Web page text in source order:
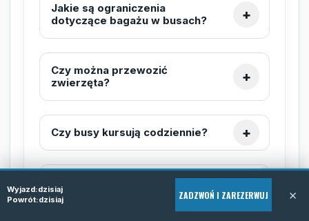
Jakie są ograniczenia
dotyczące bagażu w busach?
Czy można przewozić
zwierzęta?
Czy busy kursują codziennie?
Jak długo trwa przejazd z
Olsztyna do Gandawy?
Wyjazd:dzisiaj
Powrót:dzisiaj ZADZWOŃ I ZAREZERWUJ ×